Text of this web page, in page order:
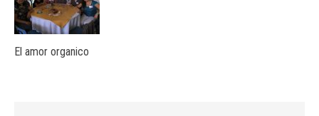
El amor organico